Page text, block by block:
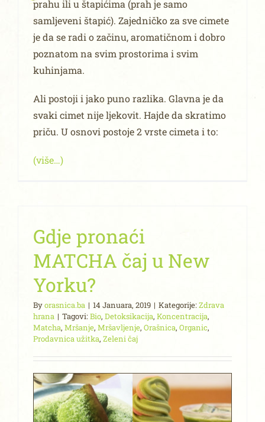
prahu ili u štapićima (prah je samo
samljeveni štapić). Zajedničko za sve cimete
je da se radi o začinu, aromatičnom i dobro
poznatom na svim prostorima i svim
kuhinjama.
Ali postoji i jako puno razlika. Glavna je da
svaki cimet nije ljekovit. Hajde da skratimo
priču. U osnovi postoje 2 vrste cimeta i to:
(više…)
Gdje pronaći
MATCHA čaj u New
Yorku?
Byorasnica.ba | 14 Januara, 2019 | Kategorije:Zdrava
hrana | Tagovi:Bio, Detoksikacija, Koncentracija,
Matcha, Mršanje, Mršavljenje, Orašnica, Organic,
Prodavnica užitka, Zeleni čaj